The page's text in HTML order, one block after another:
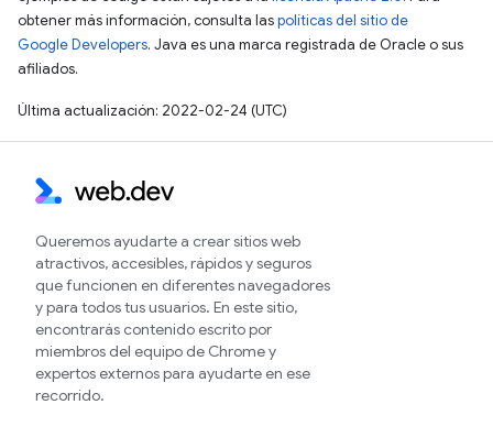
obtener más información, consulta laspolíticas del sitio de
Google Developers. Java es una marca registrada de Oracle o sus
afiliados.
Última actualización: 2022-02-24 (UTC)
Queremos ayudarte a crear sitios web
atractivos, accesibles, rápidos y seguros
que funcionen en diferentes navegadores
y para todos tus usuarios. En este sitio,
encontrarás contenido escrito por
miembros del equipo de Chrome y
expertos externos para ayudarte en ese
recorrido.